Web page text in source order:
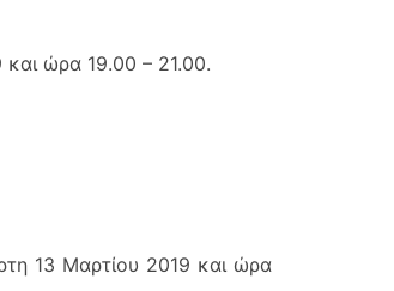
ώρα 19.00 – 21.00.
13 Μαρτίου 2019 και ώρα